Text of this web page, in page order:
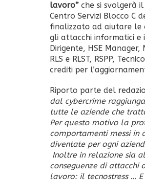
lavoro” che si svolgerà
Centro Servizi Blocco C
finalizzato ad aiutare le
gli attacchi informatici e
Dirigente, HSE
RLS e RLST, RSPP,
crediti per
Riporto parte del
dal cybercrime
tutte le aziende che
Per questo motivo la
comportamenti messi in
diventate per ogni
Inoltre in relazione sia
conseguenze di attacchi
lavoro: il tecnostress …